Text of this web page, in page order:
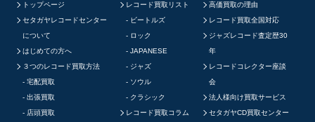
トップページ
セタガヤレコードセンター
について
はじめての方へ
３つのレコード買取方法
宅配買取
出張買取
店頭買取
レコード買取リスト
ビートルズ
ロック
JAPANESE
ジャズ
ソウル
クラシック
レコード買取コラム
高価買取の理由
レコード買取全国対応
ジャズレコード査定歴30
年
レコードコレクター座談
会
法人様向け買取サービス
セタガヤCD買取センター